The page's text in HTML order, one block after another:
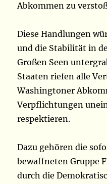
Abkommen zu
Diese Handlungen
und die Stabilität in
Großen Seen
Staaten riefen alle
Washingtoner
Verpflichtungen
respektieren.
Dazu gehören die
bewaffneten Gruppe
durch die